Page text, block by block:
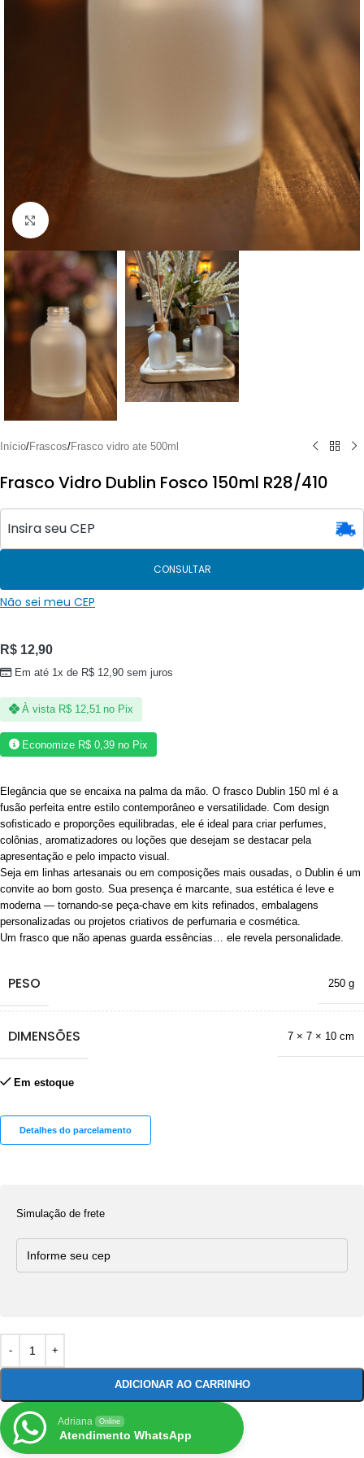
Clique para ampliar
Início/Frascos/Frasco vidro ate 500ml
Frasco Vidro Dublin Fosco 150ml R28/410
CONSULTAR
Não sei meu CEP
R$ 12,90
Em até 1x de R$ 12,90 sem juros
À vista R$12,51 no Pix
Economize R$ 0,39 no Pix
Elegância que se encaixa na palma da mão. O frasco Dublin 150 ml é a
fusão perfeita entre estilo contemporâneo e versatilidade. Com design
sofisticado e proporções equilibradas, ele é ideal para criar perfumes,
colônias, aromatizadores ou loções que desejam se destacar pela
apresentação e pelo impacto visual.
Seja em linhas artesanais ou em composições mais ousadas, o Dublin é um
convite ao bom gosto. Sua presença é marcante, sua estética é leve e
moderna — tornando-se peça-chave em kits refinados, embalagens
personalizadas ou projetos criativos de perfumaria e cosmética.
Um frasco que não apenas guarda essências… ele revela personalidade.
PESO 250 g
DIMENSÕES 7 × 7 × 10 cm
Em estoque
Detalhes do parcelamento
Simulação de frete
ADICIONAR AO CARRINHO
Adriana Online
Atendimento WhatsApp